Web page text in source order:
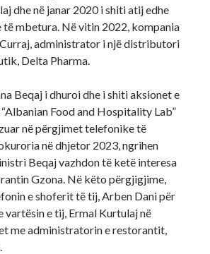
dhe në janar 2020 i shiti atij edhe
të mbetura. Në vitin 2022, kompania
administrator i një distributori
Delta Pharma.
Beqaj i dhuroi dhe i shiti aksionet e
Food and Hospitality Lab”
në përgjimet telefonike të
në dhjetor 2023, ngrihen
Beqaj vazhdon të ketë interesa
Gzona. Në këto përgjigjime,
e shoferit të tij, Arben Dani për
vartësin e tij, Ermal Kurtulaj në
me administratorin e restorantit,